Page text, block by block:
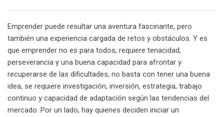
Emprender puede resultar una aventura fascinante, pero
también una experiencia cargada de retos y obstáculos. Y es
que emprender no es para todos, requiere tenacidad,
perseverancia y una buena capacidad para afrontar y
recuperarse de las dificultades; no basta con tener una buena
idea, se requiere investigación, inversión, estrategia, trabajo
continuo y capacidad de adaptación según las tendencias del
mercado. Por un lado, hay quienes deciden iniciar un